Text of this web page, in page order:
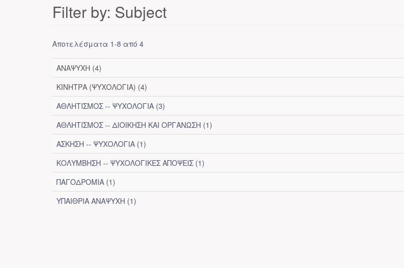
Filter by: Subject
Αποτελέσματα 1-8 από 4
ΑΝΑΨΥΧΗ (4)
ΚΙΝΗΤΡΑ (ΨΥΧΟΛΟΓΙΑ) (4)
ΑΘΛΗΤΙΣΜΟΣ -- ΨΥΧΟΛΟΓΙΑ (3)
ΑΘΛΗΤΙΣΜΟΣ -- ΔΙΟΙΚΗΣΗ ΚΑΙ ΟΡΓΑΝΩΣΗ (1)
ΑΣΚΗΣΗ -- ΨΥΧΟΛΟΓΙΑ (1)
ΚΟΛΥΜΒΗΣΗ -- ΨΥΧΟΛΟΓΙΚΕΣ ΑΠΟΨΕΙΣ (1)
ΠΑΓΟΔΡΟΜΙΑ (1)
ΥΠΑΙΘΡΙΑ ΑΝΑΨΥΧΗ (1)